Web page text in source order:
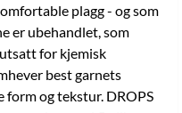
plagg - og som
er ubehandlet, som
for kjemisk
best garnets
form og tekstur. DROPS